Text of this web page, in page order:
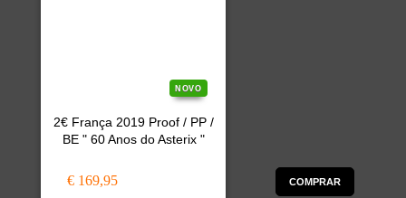
NOVO
2€ França 2019 Proof / PP /
BE " 60 Anos do Asterix "
€ 169,95 COMPRAR